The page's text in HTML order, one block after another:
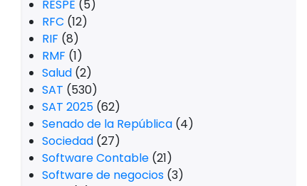
RESPE (5)
RFC (12)
RIF (8)
RMF (1)
Salud (2)
SAT (530)
SAT 2025 (62)
Senado de la República (4)
Sociedad (27)
Software Contable (21)
Software de negocios (3)